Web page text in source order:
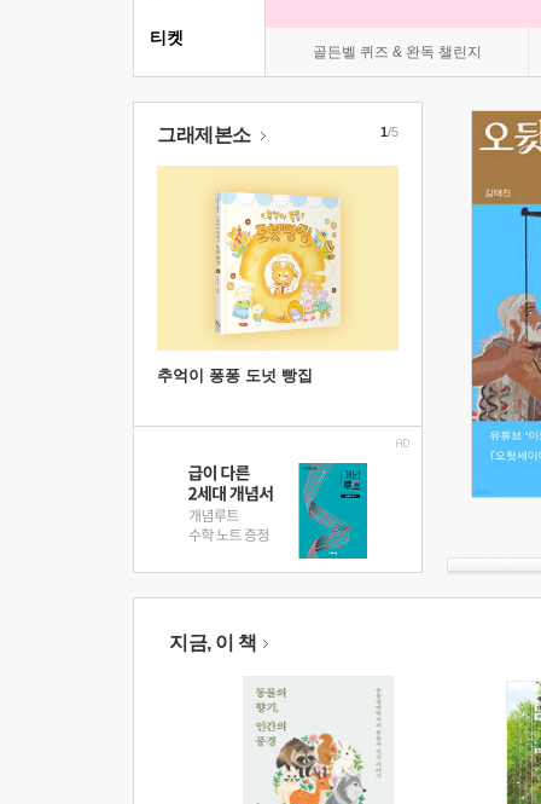
골든벨 퀴즈 & 완독 챌린지
티켓
그래제본소
추억이 퐁퐁 도넛 빵집
1/5
지금, 이 책